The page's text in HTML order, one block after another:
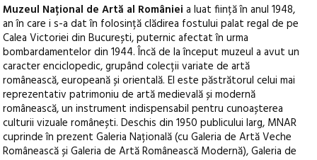
Muzeul Național de Artă al României a luat ființă în anul 1948,
an în care i s-a dat în folosință clădirea fostului palat regal de pe
Calea Victoriei din București, puternic afectat în urma
bombardamentelor din 1944. Încă de la început muzeul a avut un
caracter enciclopedic, grupând colecții variate de artă
românească, europeană și orientală. El este păstrătorul celui mai
reprezentativ patrimoniu de artă medievală și modernă
românească, un instrument indispensabil pentru cunoașterea
culturii vizuale românești. Deschis din 1950 publicului larg, MNAR
cuprinde în prezent Galeria Națională (cu Galeria de Artă Veche
Românească și Galeria de Artă Românească Modernă), Galeria de